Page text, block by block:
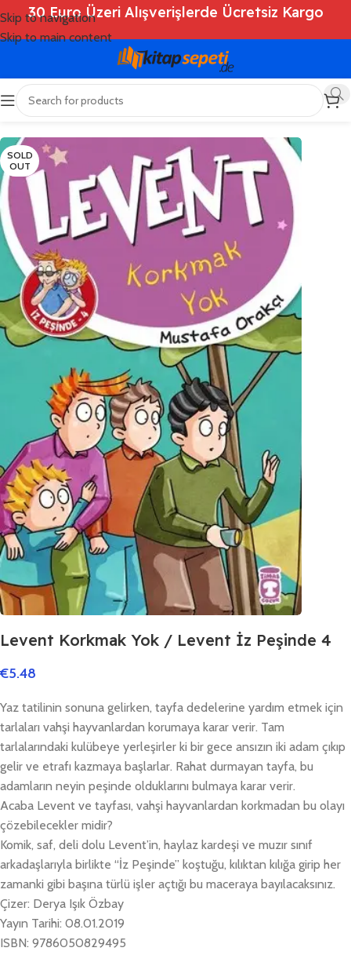
Skip to navigation
Skip to main content
30 Euro Üzeri Alışverişlerde Ücretsiz Kargo
Ana Sayfa Shop
SOLD
OUT
Levent Korkmak Yok / Levent İz Peşinde 4
€5.48
Yaz tatilinin sonuna gelirken, tayfa dedelerine yardım etmek için
tarlaları vahşi hayvanlardan korumaya karar verir. Tam
tarlalarındaki kulübeye yerleşirler ki bir gece ansızın iki adam çıkıp
gelir ve etrafı kazmaya başlarlar. Rahat durmayan tayfa, bu
adamların neyin peşinde olduklarını bulmaya karar verir.
Acaba Levent ve tayfası, vahşi hayvanlardan korkmadan bu olayı
çözebilecekler midir?
Komik, saf, deli dolu Levent’in, haylaz kardeşi ve muzır sınıf
arkadaşlarıyla birlikte “İz Peşinde” koştuğu, kılıktan kılığa girip her
zamanki gibi başına türlü işler açtığı bu maceraya bayılacaksınız.
Çizer: Derya Işık Özbay
Yayın Tarihi: 08.01.2019
ISBN: 9786050829495